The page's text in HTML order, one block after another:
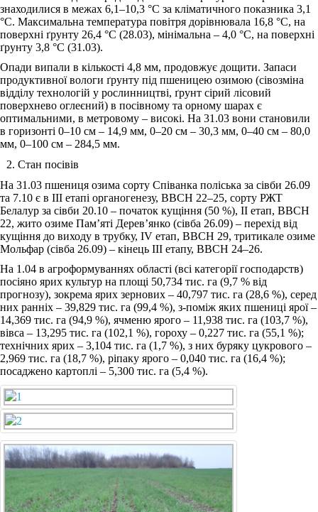
знаходилися в межах 6,1‒10,3 °С за кліматичного показника 3,1
°С. Максимальна температура повітря дорівнювала 16,8 °С, на
поверхні ґрунту 26,4 °С (28.03), мінімальна ‒ 4,0 °С, на поверхні
ґрунту 3,8 °С (31.03).
Опади випали в кількості 4,8 мм, продовжує дощити. Запаси
продуктивної вологи ґрунту під пшеницею озимою (сівозміна
відділу технологій у рослинництві, ґрунт сірий лісовий
поверхнево оглеєний) в посівному та орному шарах є
оптимальними, в метровому ‒ високі. На 31.03 вони становили
в горизонті 0‒10 см ‒ 14,9 мм, 0‒20 см ‒ 30,3 мм, 0‒40 см ‒ 80,0
мм, 0‒100 см ‒ 284,5 мм.
Стан посівів
На 31.03 пшениця озима сорту Співанка поліська за сівби 26.09
та 7.10 є в ІІІ етапі органогенезу, ВВСН 22‒25, сорту РЖТ
Белалур за сівби 20.10 ‒ початок кущіння (50 %), ІІ етап, ВВСН
22, жито озиме Пам’яті Дерев’янко (сівба 26.09) ‒ перехід від
кущіння до виходу в трубку, ІV етап, ВВСН 29, тритикале озиме
Мольфар (сівба 26.09) ‒ кінець ІІІ етапу, ВВСН 24‒26.
На 1.04 в агроформуваннях області (всі категорії господарств)
посіяно ярих культур на площі 50,734 тис. га (9,7 % від
прогнозу), зокрема ярих зернових ‒ 40,797 тис. га (28,6 %), серед
них ранніх ‒ 39,829 тис. га (99,4 %), з-поміж яких пшениці ярої ‒
14,369 тис. га (94,9 %), ячменю ярого ‒ 11,938 тис. га (103,7 %),
вівса ‒ 13,295 тис. га (102,1 %), гороху ‒ 0,227 тис. га (55,1 %);
технічних ярих ‒ 3,104 тис. га (1,7 %), з них буряку цукрового ‒
2,969 тис. га (18,7 %), ріпаку ярого ‒ 0,040 тис. га (16,4 %);
посаджено картоплі ‒ 5,300 тис. га (5,4 %).